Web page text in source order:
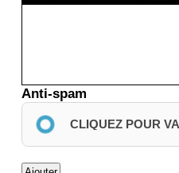
Anti-spam
CLIQUEZ POUR